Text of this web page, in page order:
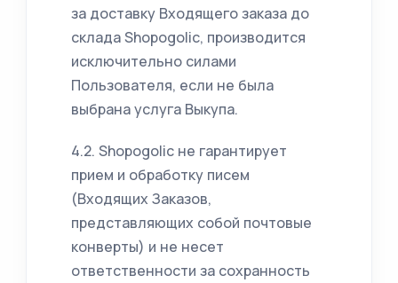
за доставку Входящего заказа до
склада Shopogolic, производится
исключительно силами
Пользователя, если не была
выбрана услуга Выкупа.
4.2. Shopogolic не гарантирует
прием и обработку писем
(Входящих Заказов,
представляющих собой почтовые
конверты) и не несет
ответственности за сохранность